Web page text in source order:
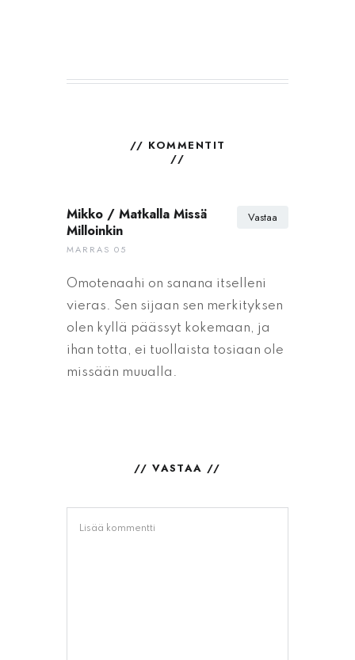
// KOMMENTIT
//
Mikko / Matkalla Missä
Milloinkin
MARRAS 05
Vastaa
Omotenaahi on sanana itselleni
vieras. Sen sijaan sen merkityksen
olen kyllä päässyt kokemaan, ja
ihan totta, ei tuollaista tosiaan ole
missään muualla.
// VASTAA //